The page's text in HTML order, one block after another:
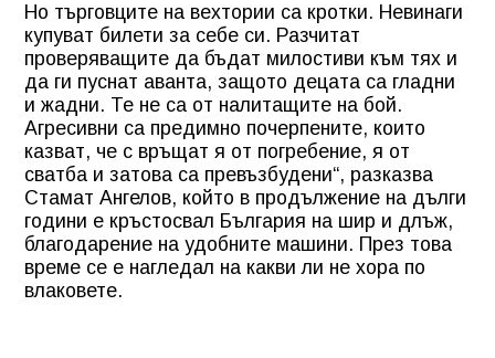
Но търговците на вехтории са кротки. Невинаги
купуват билети за себе си. Разчитат
проверяващите да бъдат милостиви към тях и
да ги пуснат аванта, защото децата са гладни
и жадни. Те не са от налитащите на бой.
Агресивни са предимно почерпените, които
казват, че с връщат я от погребение, я от
сватба и затова са превъзбудени“, разказва
Стамат Ангелов, който в продължение на дълги
години е кръстосвал България на шир и длъж,
благодарение на удобните машини. През това
време се е нагледал на какви ли не хора по
влаковете.